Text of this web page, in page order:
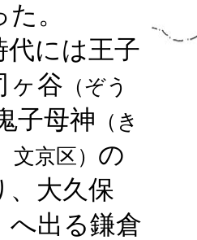
。
には王子
ヶ谷 （ぞう
子母神 （き
文京区） の
、大久保
へ出る鎌倉